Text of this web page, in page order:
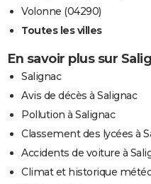
Volonne (04290)
Toutes les villes
En savoir plus sur
Salignac
Avis de décès à Salignac
Pollution à Salignac
Classement des lycées à
Accidents de voiture à
Climat et historique